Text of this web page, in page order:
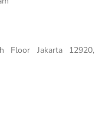
Floor Jakarta 12920,